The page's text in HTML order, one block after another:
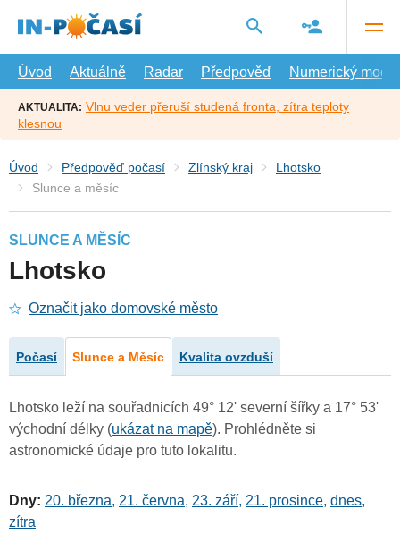
hlavní
Úvod
Aktuálně Radar Předpověď Numerický model
AKTUALITA: Vlnu veder přeruší studená fronta, zítra teploty
klesnou
Úvod Předpověď počasí Zlínský kraj
Lhotsko
Slunce a měsíc
SLUNCE A MĚSÍC
Lhotsko
Označit jako domovské město
Počasí Slunce a Měsíc Kvalita ovzduší
Lhotsko leží na souřadnicích 49° 12' severní šířky a 17° 53'
východní délky (ukázat na mapě). Prohlédněte si
astronomické údaje pro tuto lokalitu.
Dny: 20. března, 21. června, 23. září, 21. prosince, dnes,
zítra